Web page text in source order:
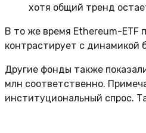
хотя общий тренд
В то же время Ethereum-ETF
контрастирует с динамикой
Другие фонды также
млн соответственно.
институциональный спрос.